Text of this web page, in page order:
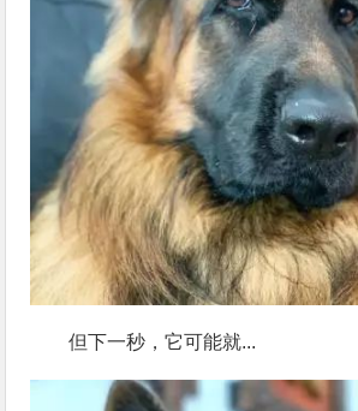
但下一秒，它可能就...